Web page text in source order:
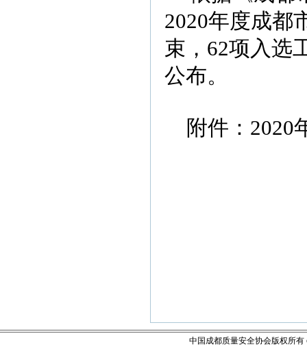
2020年度成都
束， 62项入选
公布。
附件： 2020
中国成都质量安全协会版权所